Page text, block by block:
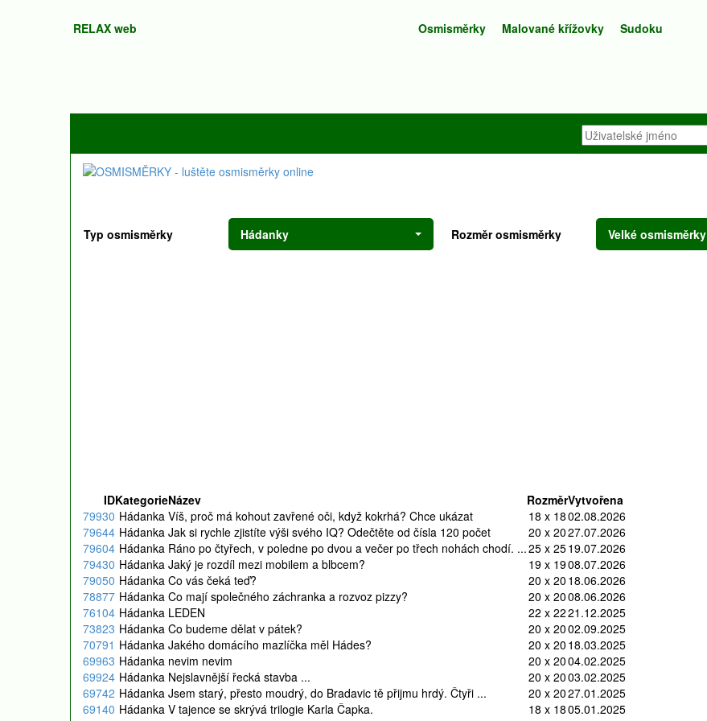
RELAX web Osmisměrky Malované křížovky Sudoku
Typ osmisměrky Hádanky Rozměr osmisměrky Velké osmisměrky
IDKategorieNázev RozměrVytvořena
79930 Hádanka Víš, proč má kohout zavřené oči, když kokrhá? Chce ukázat 18 x 1802.08.2026
79644 Hádanka Jak si rychle zjistíte výši svého IQ? Odečtěte od čísla 120 počet 20 x 2027.07.2026
79604 Hádanka Ráno po čtyřech, v poledne po dvou a večer po třech nohách chodí. ...25 x 2519.07.2026
79430 Hádanka Jaký je rozdíl mezi mobilem a blbcem? 19 x 1908.07.2026
79050 Hádanka Co vás čeká teď? 20 x 20 18.06.2026
78877 Hádanka Co mají společného záchranka a rozvoz pizzy? 20 x 2008.06.2026
76104 Hádanka LEDEN 22 x 2221.12.2025
73823 Hádanka Co budeme dělat v pátek? 20 x 2002.09.2025
70791 Hádanka Jakého domácího mazlíčka měl Hádes? 20 x 20 18.03.2025
69963 Hádanka nevim nevim 20 x 2004.02.2025
69924 Hádanka Nejslavnější řecká stavba ... 20 x 2003.02.2025
69742 Hádanka Jsem starý, přesto moudrý, do Bradavic tě přijmu hrdý. Čtyři ... 20 x 2027.01.2025
69140 Hádanka V tajence se skrývá trilogie Karla Čapka. 18 x 1805.01.2025